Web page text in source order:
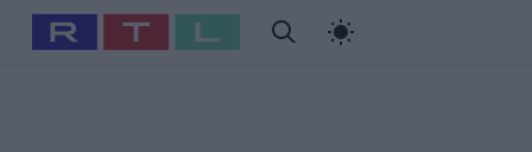
Babits Marcella Szellő István Most Wanted